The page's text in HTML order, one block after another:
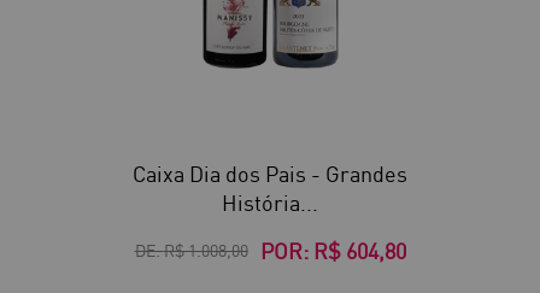
Caixa Dia dos Pais - Grandes
História...
DE:R$ 1.008,00 POR: R$ 604,80